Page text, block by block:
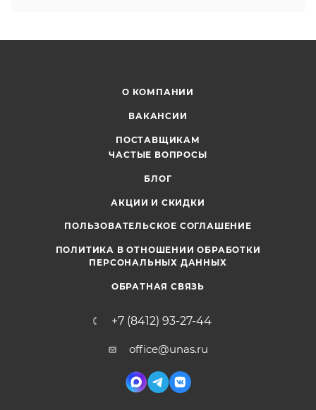
О КОМПАНИИ
ВАКАНСИИ
ПОСТАВЩИКАМ
ЧАСТЫЕ ВОПРОСЫ
БЛОГ
АКЦИИ И СКИДКИ
ПОЛЬЗОВАТЕЛЬСКОЕ СОГЛАШЕНИЕ
ПОЛИТИКА В ОТНОШЕНИИ ОБРАБОТКИ
ПЕРСОНАЛЬНЫХ ДАННЫХ
ОБРАТНАЯ СВЯЗЬ
+7 (8412) 93-27-44
office@unas.ru